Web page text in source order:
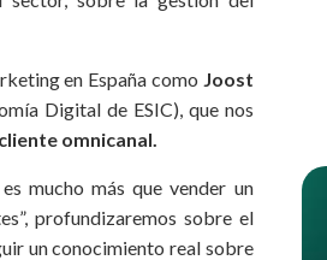
en España como Joost
Digital de ESIC), que nos
omnicanal.
mucho más que vender un
profundizaremos sobre el
un conocimiento real sobre